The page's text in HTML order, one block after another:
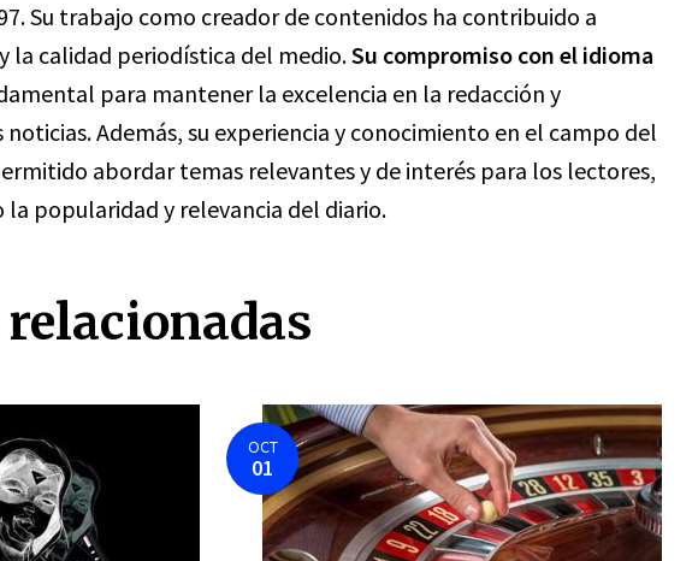
Su trabajo como creador de contenidos ha contribuido a
la calidad periodística del medio.Su compromiso con el idioma
para mantener la excelencia en la redacción y
noticias. Además, su experiencia y conocimiento en el campo del
abordar temas relevantes y de interés para los lectores,
la popularidad y relevancia del diario.
OCT
01